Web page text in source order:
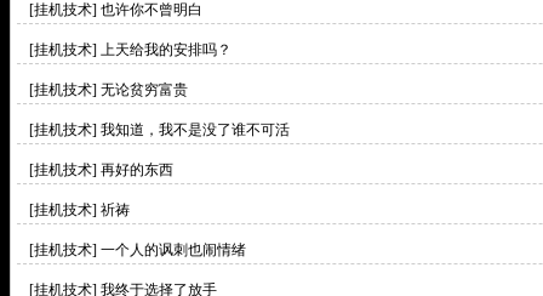
[挂机技术] 也许你不曾明白
[挂机技术] 上天给我的安排吗？
[挂机技术] 无论贫穷富贵
[挂机技术] 我知道，我不是没了谁不可活
[挂机技术] 再好的东西
[挂机技术] 祈祷
[挂机技术] 一个人的讽刺也闹情绪
[挂机技术] 我终于选择了放手